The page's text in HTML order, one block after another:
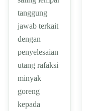
tanggung
jawab terkait
dengan
penyelesaian
utang rafaksi
minyak
goreng
kepada